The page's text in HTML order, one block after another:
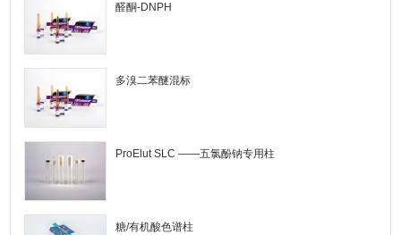
醛酮-DNPH
多溴二苯醚混标
ProElut SLC ——五氯酚钠专用柱
糖/有机酸色谱柱